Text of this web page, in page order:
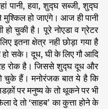
पानी, हवा, शुद्घ सब्जी, शुद्घ
हो जाएंगे। आज ही पानी
हो चुकी है। पूरे नोएडा व ग्रेटर
इतना क्षेत्र नही छोड़ा गया है
हो सके। दूध, घी के लिए गौ आदि
रोक है। जिससे शुद्घ दूध और
चुके हैं। मनोरंजक बात ये है कि
पर मनुष्य के तो थूकने पर भी
दे तो ‘साहब’ का कुत्ता होने के